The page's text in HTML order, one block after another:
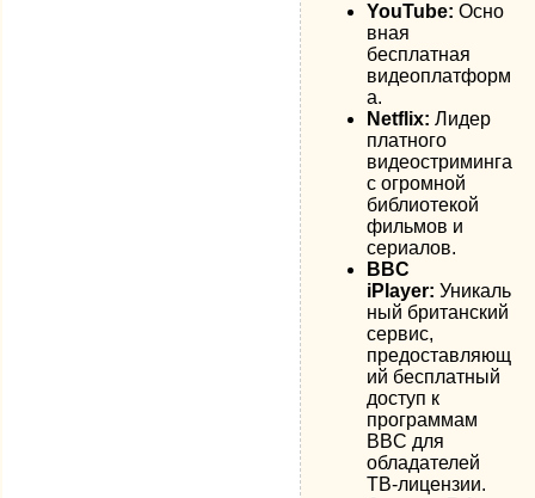
YouTube: Осно
вная
бесплатная
видеоплатформ
а.
Netflix: Лидер
платного
видеостриминга
с огромной
библиотекой
фильмов и
сериалов.
BBC
iPlayer: Уникаль
ный британский
сервис,
предоставляющ
ий бесплатный
доступ к
программам
BBC для
обладателей
ТВ-лицензии.